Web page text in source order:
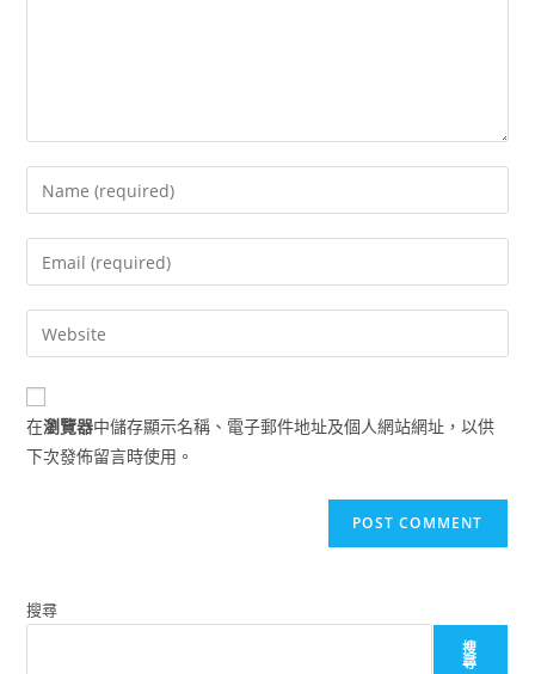
Enter
your
name
comment
Enter
your
email
address
comment
Enter
your
website
URL
(optional)
在瀏覽器中儲存顯示名稱、電子郵件地址及個人網站網址，以供
下次發佈留言時使用。
搜尋
搜
尋